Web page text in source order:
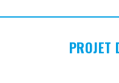
PROJET